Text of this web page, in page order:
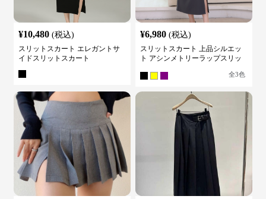
¥10,480 (税込)
スリットスカート エレガントサ
イドスリットスカート
¥6,980 (税込)
スリットスカート 上品シルエッ
ト アシンメトリーラップスリッ
全3色